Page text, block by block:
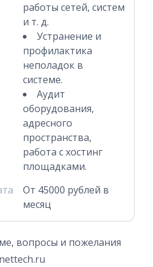
работы сетей, систем
и т. д.
Устранение и
профилактика
неполадок в
системе.
Аудит
оборудования,
адресного
пространства,
работа с хостинг
площадками.
От 45000 рублей в
месяц
вопросы и пожелания